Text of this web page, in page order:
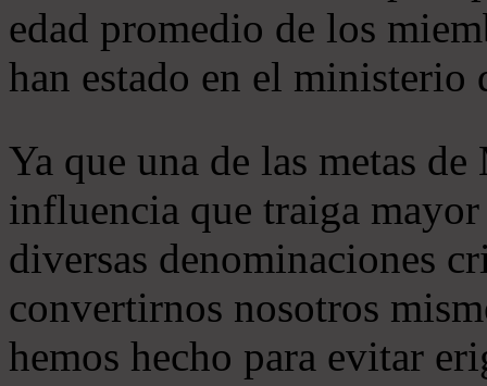
edad promedio de los
han estado en el ministerio
Ya que una de las metas
influencia que traiga
diversas denominaciones
convertirnos nosotros
hemos hecho para evitar